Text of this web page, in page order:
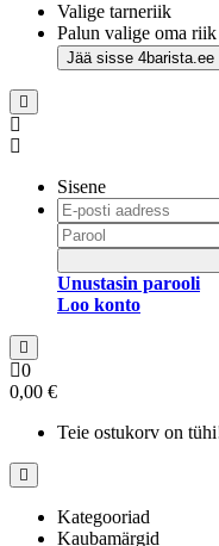
Valige tarneriik
Palun valige oma riik
Jää sisse 4barista.ee
Sisene
Unustasin parooli
Loo konto
0
0,00 €
Teie ostukorv on
Kategooriad
Kaubamärgid